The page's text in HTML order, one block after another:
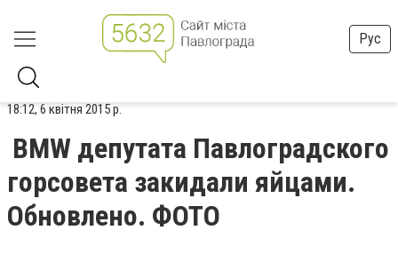
Рус
18:12, 6 квітня 2015 р.
BMW депутата Павлоградского
горсовета закидали яйцами.
Обновлено. ФОТО